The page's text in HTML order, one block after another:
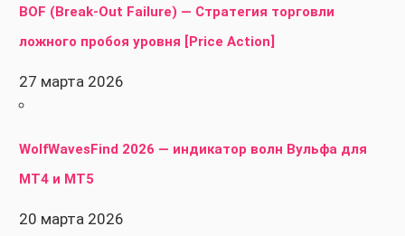
BOF (Break-Out Failure) — Стратегия торговли
ложного пробоя уровня [Price Action]
27 марта 2026
WolfWavesFind 2026 — индикатор волн Вульфа для
MT4 и MT5
20 марта 2026